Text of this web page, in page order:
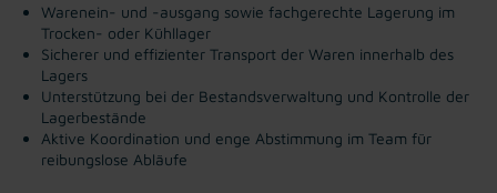
Warenein- und -ausgang sowie fachgerechte Lagerung im
Trocken- oder Kühllager
Sicherer und effizienter Transport der Waren innerhalb des
Lagers
Unterstützung bei der Bestandsverwaltung und Kontrolle der
Lagerbestände
Aktive Koordination und enge Abstimmung im Team für
reibungslose Abläufe